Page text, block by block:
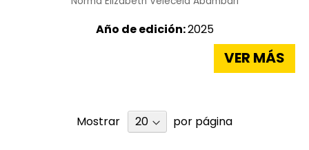
Año de edición:2025
VER MÁS
Mostrar por página